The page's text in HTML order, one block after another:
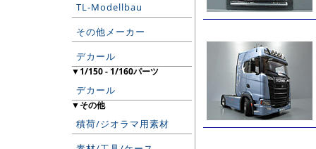
TL-Modellbau
その他メーカー
デカール
▼1/150 - 1/160パーツ
デカール
▼その他
積荷/ジオラマ用素材